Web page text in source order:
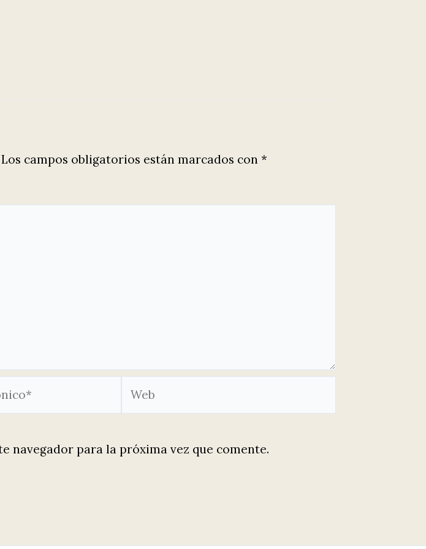
Los campos obligatorios están marcados con *
navegador para la próxima vez que comente.